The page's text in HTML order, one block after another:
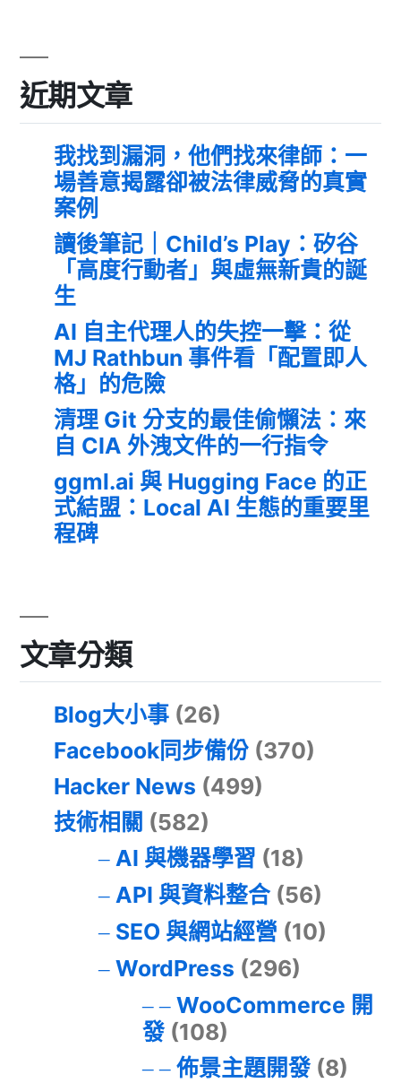
近期文章
我找到漏洞，他們找來律師：一
場善意揭露卻被法律威脅的真實
案例
讀後筆記｜Child’s Play：矽谷
「高度行動者」與虛無新貴的誕
生
AI 自主代理人的失控一擊：從
MJ Rathbun 事件看「配置即人
格」的危險
清理 Git 分支的最佳偷懶法：來
自 CIA 外洩文件的一行指令
ggml.ai 與 Hugging Face 的正
式結盟：Local AI 生態的重要里
程碑
文章分類
Blog大小事 (26)
Facebook同步備份 (370)
Hacker News (499)
技術相關 (582)
AI 與機器學習 (18)
API 與資料整合(56)
SEO 與網站經營 (10)
WordPress (296)
WooCommerce 開
發(108)
佈景主題開發(8)